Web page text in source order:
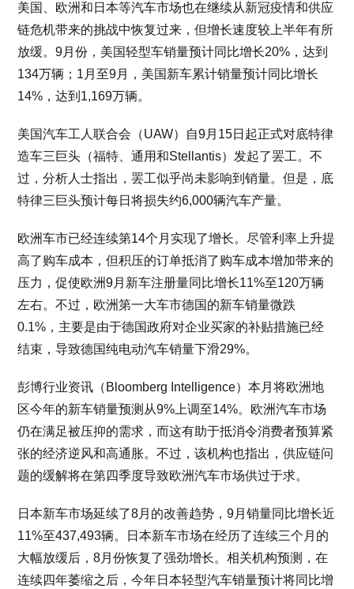
美国、欧洲和日本等汽车市场也在继续从新冠疫情和供应
链危机带来的挑战中恢复过来，但增长速度较上半年有所
放缓。9月份，美国轻型车销量预计同比增长20%，达到
134万辆；1月至9月，美国新车累计销量预计同比增长
14%，达到1,169万辆。
美国汽车工人联合会（UAW）自9月15日起正式对底特律
造车三巨头（福特、通用和Stellantis）发起了罢工。不
过，分析人士指出，罢工似乎尚未影响到销量。但是，底
特律三巨头预计每日将损失约6,000辆汽车产量。
欧洲车市已经连续第14个月实现了增长。尽管利率上升提
高了购车成本，但积压的订单抵消了购车成本增加带来的
压力，促使欧洲9月新车注册量同比增长11%至120万辆
左右。不过，欧洲第一大车市德国的新车销量微跌
0.1%，主要是由于德国政府对企业买家的补贴措施已经
结束，导致德国纯电动汽车销量下滑29%。
彭博行业资讯（Bloomberg Intelligence）本月将欧洲地
区今年的新车销量预测从9%上调至14%。欧洲汽车市场
仍在满足被压抑的需求，而这有助于抵消令消费者预算紧
张的经济逆风和高通胀。不过，该机构也指出，供应链问
题的缓解将在第四季度导致欧洲汽车市场供过于求。
日本新车市场延续了8月的改善趋势，9月销量同比增长近
11%至437,493辆。日本新车市场在经历了连续三个月的
大幅放缓后，8月份恢复了强劲增长。相关机构预测，在
连续四年萎缩之后，今年日本轻型汽车销量预计将同比增